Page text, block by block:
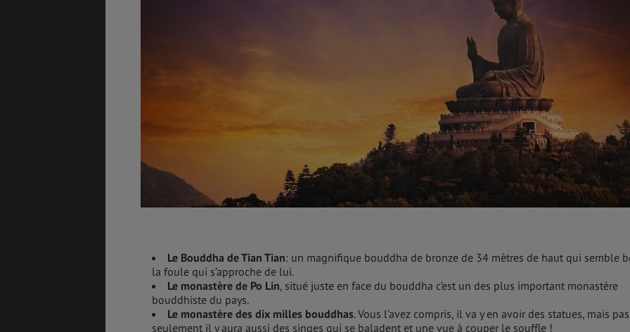
Le Bouddha de Tian Tian: un magnifique bouddha de bronze de 34 mètres de haut qui semble
la foule qui s’approche de lui.
Le monastère de Po Lin, situé juste en face du bouddha c’est un des plus important monastère
bouddhiste du pays.
Le monastère des dix milles bouddhas. Vous l’avez compris, il va y en avoir des statues, mais pas
seulement il y aura aussi des singes qui se baladent et une vue à couper le souffle !